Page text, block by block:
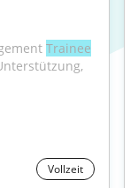
Trainee
Vollzeit